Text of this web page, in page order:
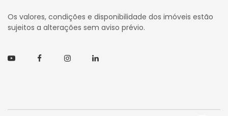
Os valores, condições e disponibilidade dos imóveis estão
sujeitos a alterações sem aviso prévio.
YoutubeFacebookInstagramLinkedin